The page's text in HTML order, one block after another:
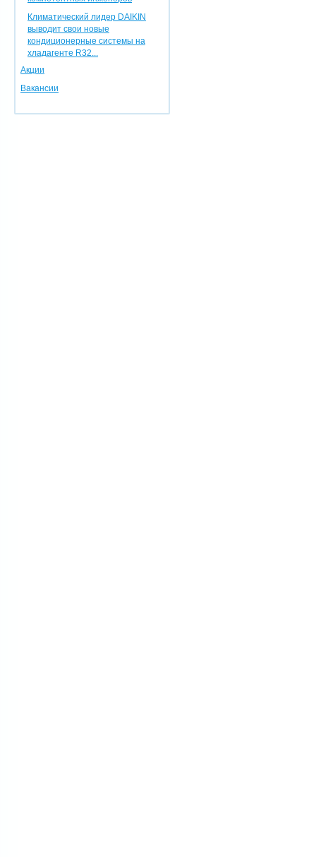
Климатический лидер DAIKIN
выводит свои новые
кондиционерные системы на
хладагенте R32...
Акции
Вакансии